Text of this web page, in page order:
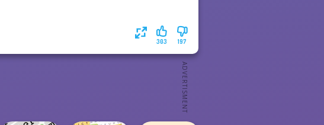
197
303